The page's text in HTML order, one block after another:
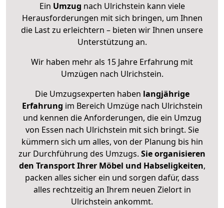
Ein Umzug nach Ulrichstein kann viele
Herausforderungen mit sich bringen, um Ihnen
die Last zu erleichtern – bieten wir Ihnen unsere
Unterstützung an.
Wir haben mehr als 15 Jahre Erfahrung mit
Umzügen nach Ulrichstein.
Die Umzugsexperten haben langjährige
Erfahrung im Bereich Umzüge nach Ulrichstein
und kennen die Anforderungen, die ein Umzug
von Essen nach Ulrichstein mit sich bringt. Sie
kümmern sich um alles, von der Planung bis hin
zur Durchführung des Umzugs. Sie organisieren
den Transport Ihrer Möbel und Habseligkeiten,
packen alles sicher ein und sorgen dafür, dass
alles rechtzeitig an Ihrem neuen Zielort in
Ulrichstein ankommt.